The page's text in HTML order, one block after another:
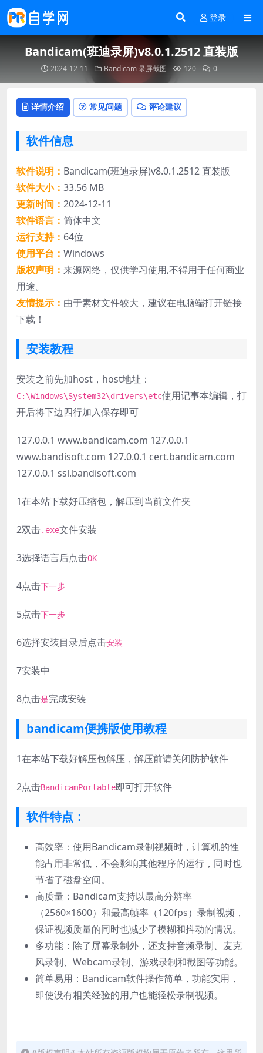
登录
Bandicam(班迪录屏)v8.0.1.2512 直装版
2024-12-11 Bandicam录屏截图 120 0
详情介绍 常见问题 评论建议
软件信息
软件说明： Bandicam(班迪录屏)v8.0.1.2512 直装版
软件大小： 33.56 MB
更新时间： 2024-12-11
软件语言： 简体中文
运行支持： 64位
使用平台： Windows
版权声明： 来源网络，仅供学习使用,不得用于任何商业
用途。
友情提示： 由于素材文件较大，建议在电脑端打开链接
下载！
安装教程
安装之前先加host，host地址：
C:\Windows\System32\drivers\etc使用记事本编辑，打
开后将下边四行加入保存即可
127.0.0.1 www.bandicam.com 127.0.0.1
www.bandisoft.com 127.0.0.1 cert.bandicam.com
127.0.0.1 ssl.bandisoft.com
1在本站下载好压缩包，解压到当前文件夹
2双击.exe文件安装
3选择语言后点击OK
4点击下一步
5点击下一步
6选择安装目录后点击安装
7安装中
8点击是完成安装
bandicam便携版使用教程
1在本站下载好解压包解压，解压前请关闭防护软件
2点击BandicamPortable即可打开软件
软件特点：
高效率：使用Bandicam录制视频时，计算机的性
能占用非常低，不会影响其他程序的运行，同时也
节省了磁盘空间。
高质量：Bandicam支持以最高分辨率
（2560×1600）和最高帧率（120fps）录制视频，
保证视频质量的同时也减少了模糊和抖动的情况。
多功能：除了屏幕录制外，还支持音频录制、麦克
风录制、Webcam录制、游戏录制和截图等功能。
简单易用：Bandicam软件操作简单，功能实用，
即使没有相关经验的用户也能轻松录制视频。